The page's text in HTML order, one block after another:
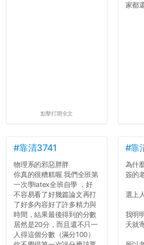
點擊打開全文
家都
#靠清3741
物理系的邪惡胖胖
你真的很糟糕喔 我們全班第
一次學latex全班自學 ，好
不容易看了好幾篇論文再打
了好多內容好了許多精力與
時間，結果最後得到的分數
居然是20分，而且還不只一
人得這個分數（滿分100）
#靠
為什
簽的
選上
我明
天就